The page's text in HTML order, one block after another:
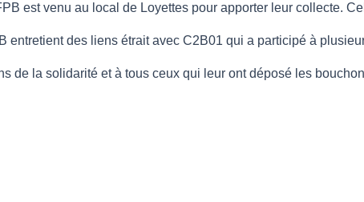
est venu au local de Loyettes pour apporter leur collecte.
entretient des liens étrait avec C2B01 qui a participé à
de la solidarité et à tous ceux qui leur ont déposé les